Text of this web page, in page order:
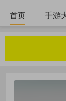
首页 手游